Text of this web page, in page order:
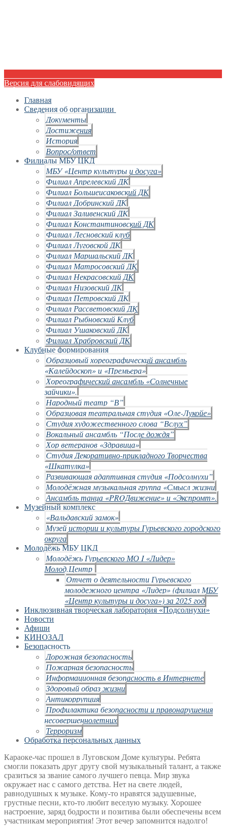
Версия для слабовидящих
Главная
Сведения об организации
Документы
Достижения
История
Вопрос/ответ
Филиалы МБУ ЦКД
МБУ «Центр культуры и досуга»
Филиал Апрелевский ДК
Филиал Большеисаковский ДК
Филиал Добринский ДК
Филиал Заливенский ДК
Филиал Константиновский ДК
Филиал Лесновский клуб
Филиал Луговской ДК
Филиал Маршальский ДК
Филиал Матросовский ДК
Филиал Некрасовский ДК
Филиал Низовский ДК
Филиал Петровский ДК
Филиал Рассветовский ДК
Филиал Рыбновский Клуб
Филиал Ушаковский ДК
Филиал Храбровский ДК
Клубные формирования
Образцовый хореографический ансамбль
«Калейдоскоп» и «Премьера»
Хореографический ансамбль «Солнечные
зайчики».
Народный театр “В”
Образцовая театральная студия «Оле-Лукойе»
Студия художественного слова “Вслух”
Вокальный ансамбль “После дождя”
Хор ветеранов «Здравица»
Студия Декоративно-прикладного Творчества
«Шкатулка»
Развивающая адаптивная студия «Подсолнухи”
Молодёжная музыкальная группа «Смысл жизни
Ансамбль танца «PROДвижение» и «Экспромт».
Музейный комплекс
«Вальдавский замок»
Музей истории и культуры Гурьевского городского
округа
Молодёжь МБУ ЦКД
Молодёжь Гурьевского МО I «Лидер»
Молод.Центр
Отчет о деятельности Гурьевского
молодежного центра «Лидер» (филиал МБУ
«Центр культуры и досуга») за 2025 год
Инклюзивная творческая лаборатория «Подсолнухи»
Новости
Афиши
КИНОЗАЛ
Безопасность
Дорожная безопасность
Пожарная безопасность
Информационная безопасность в Интернете
Здоровый образ жизни
Антикоррупция
Профилактика безопасности и правонарушения
несовершеннолетних
Терроризм
Обработка персональных данных
Караоке‑час прошел в Луговском Доме культуры. Ребята
смогли показать друг другу свой музыкальный талант, а также
сразиться за звание самого лучшего певца. Мир звука
окружает нас с самого детства. Нет на свете людей,
равнодушных к музыке. Кому‑то нравятся задушевные,
грустные песни, кто‑то любит веселую музыку. Хорошее
настроение, заряд бодрости и позитива были обеспечены всем
участникам мероприятия! Этот вечер запомнится надолго!